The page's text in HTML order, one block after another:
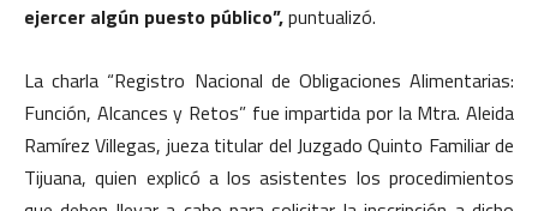
ejercer algún puesto público”,puntualizó.
La charla “Registro Nacional de Obligaciones Alimentarias:
Función, Alcances y Retos” fue impartida por la Mtra. Aleida
Ramírez Villegas, jueza titular del Juzgado Quinto Familiar de
Tijuana, quien explicó a los asistentes los procedimientos